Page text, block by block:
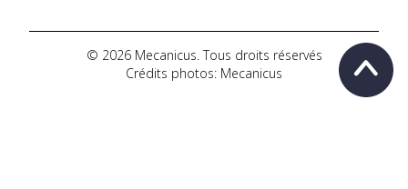
YOUTUBE
POLITIQUE DE CONFIDENTIALITÉ
© 2026 Mecanicus. Tous droits réservés
Crédits photos: Mecanicus